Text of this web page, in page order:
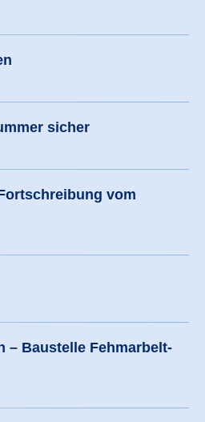
sicher
vom
– Baustelle Fehmarbelt-